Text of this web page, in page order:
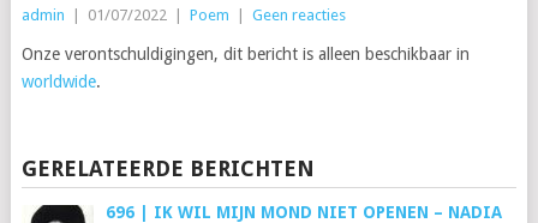
admin 01/07/2022 Poem Geen reacties
Onze verontschuldigingen, dit bericht is alleen beschikbaar in
worldwide.
GERELATEERDE BERICHTEN
696 | IK WIL MIJN MOND NIET OPENEN – NADIA